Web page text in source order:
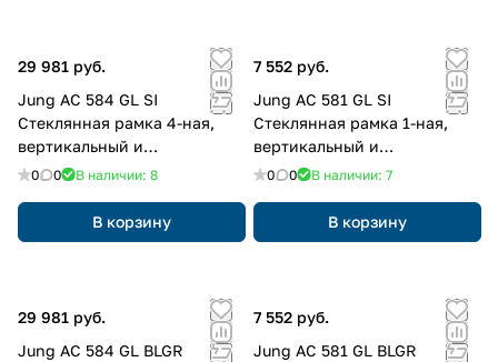
29 981 руб.
Jung AC 584 GL SI
Стеклянная рамка 4-ная,
вертикальный и
горизонтальный монтаж,
серебристый (с зеркальным
покрытием)
0 0 В наличии: 8
В корзину
7 552 руб.
Jung AC 581 GL SI
Стеклянная рамка 1-ная,
вертикальный и
горизонтальный монтаж,
серебристый (с зеркальным
покрытием)
0 0 В наличии: 7
В корзину
29 981 руб.
Jung AC 584 GL BLGR
7 552 руб.
Jung AC 581 GL BLGR